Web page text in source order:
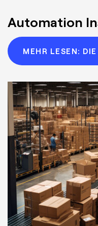
Automation
MEHR LESEN: